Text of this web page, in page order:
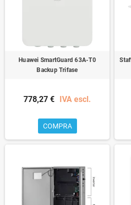
Huawei SmartGuard 63A-T0
Backup Trifase
778,27 € IVA escl.
COMPRA